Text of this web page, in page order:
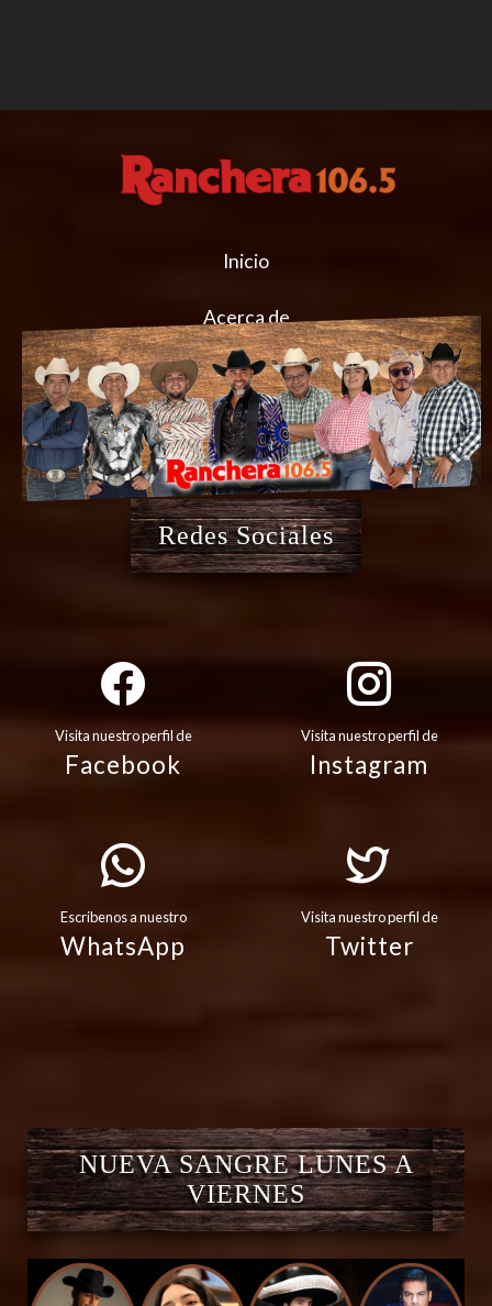
Inicio
Acerca de
Redes Sociales
Visita nuestro perfil de
Facebook
Visita nuestro perfil de
Instagram
Escribenos a nuestro
WhatsApp
Visita nuestro perfil de
Twitter
NUEVA SANGRE LUNES A
VIERNES